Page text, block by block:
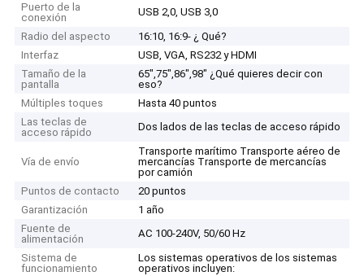
Puerto de la
conexión
USB 2,0, USB 3,0
Radio del aspecto
16:10, 16:9- ¿ Qué?
Interfaz
USB, VGA, RS232 y HDMI
Tamaño de la
pantalla
65",75",86",98" ¿Qué quieres decir con
eso?
Múltiples toques
Hasta 40 puntos
Las teclas de
acceso rápido
Dos lados de las teclas de acceso rápido
Vía de envío
Transporte marítimo Transporte aéreo de
mercancías Transporte de mercancías
por camión
Puntos de contacto
20 puntos
Garantización
1 año
Fuente de
alimentación
AC 100-240V, 50/60 Hz
Sistema de
funcionamiento
Los sistemas operativos de los sistemas
operativos incluyen: